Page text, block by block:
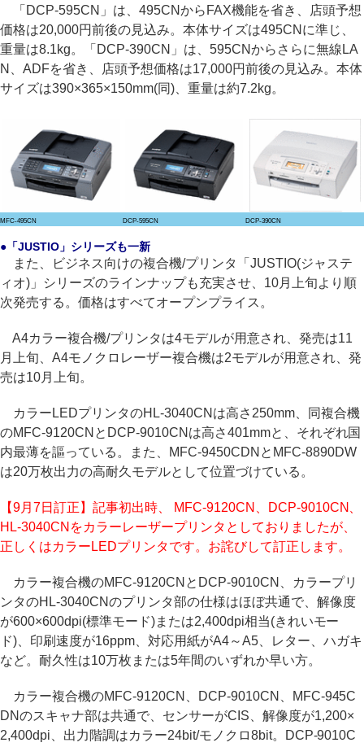
「DCP-595CN」は、495CNからFAX機能を省き、店頭予想
価格は20,000円前後の見込み。本体サイズは495CNに準じ、
重量は8.1kg。「DCP-390CN」は、595CNからさらに無線LA
N、ADFを省き、店頭予想価格は17,000円前後の見込み。本体
サイズは390×365×150mm(同)、重量は約7.2kg。
MFC-495CN DCP-595CN DCP-390CN
●「JUSTIO」シリーズも一新
また、ビジネス向けの複合機/プリンタ「JUSTIO(ジャステ
ィオ)」シリーズのラインナップも充実させ、10月上旬より順
次発売する。価格はすべてオープンプライス。
A4カラー複合機/プリンタは4モデルが用意され、発売は11
月上旬、A4モノクロレーザー複合機は2モデルが用意され、発
売は10月上旬。
カラーLEDプリンタのHL-3040CNは高さ250mm、同複合機
のMFC-9120CNとDCP-9010CNは高さ401mmと、それぞれ国
内最薄を謳っている。また、MFC-9450CDNとMFC-8890DW
は20万枚出力の高耐久モデルとして位置づけている。
【9月7日訂正】記事初出時、 MFC-9120CN、DCP-9010CN、
HL-3040CNをカラーレーザープリンタとしておりましたが、
正しくはカラーLEDプリンタです。お詫びして訂正します。
カラー複合機のMFC-9120CNとDCP-9010CN、カラープリ
ンタのHL-3040CNのプリンタ部の仕様はほぼ共通で、解像度
が600×600dpi(標準モード)または2,400dpi相当(きれいモー
ド)、印刷速度が16ppm、対応用紙がA4～A5、レター、ハガキ
など。耐久性は10万枚または5年間のいずれか早い方。
カラー複合機のMFC-9120CN、DCP-9010CN、MFC-945C
DNのスキャナ部は共通で、センサーがCIS、解像度が1,200×
2,400dpi、出力階調はカラー24bit/モノクロ8bit。DCP-9010C